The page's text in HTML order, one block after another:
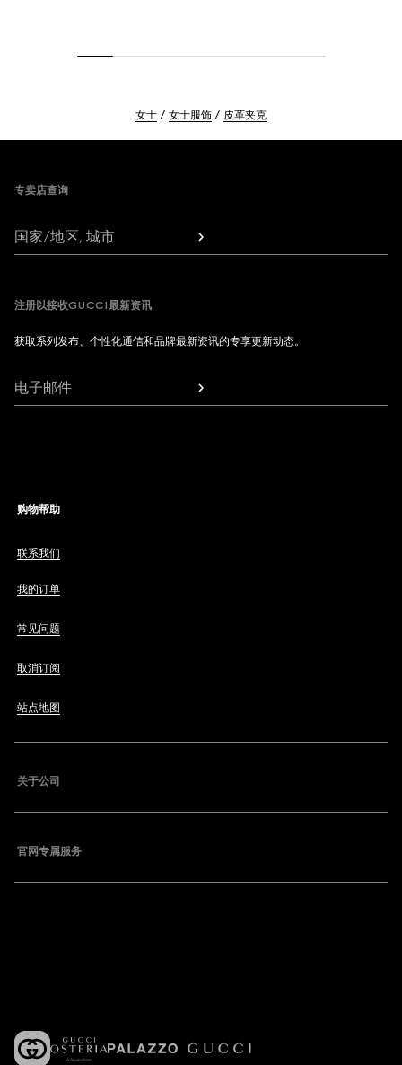
女士 女士服饰 皮革夹克
专卖店查询
国家/地区, 城市
注册以接收GUCCI最新资讯
获取系列发布、个性化通信和品牌最新资讯的专享更新动态。
电子邮件
购物帮助
联系我们
我的订单
常见问题
取消订阅
站点地图
关于公司
官网专属服务